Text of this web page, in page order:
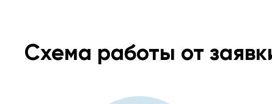
Схема работы от